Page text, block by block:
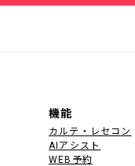
機能
カルテ・レセコン
AIアシスト
WEB予約